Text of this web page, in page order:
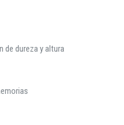
de dureza y altura